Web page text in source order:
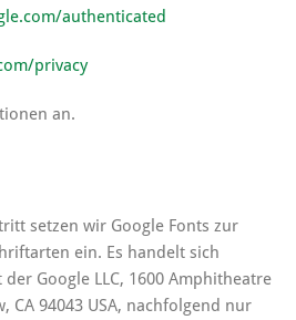
authenticated
privacy
an.
setzen wir Google Fonts zur
ein. Es handelt sich
Google LLC, 1600 Amphitheatre
CA 94043 USA, nachfolgend nur